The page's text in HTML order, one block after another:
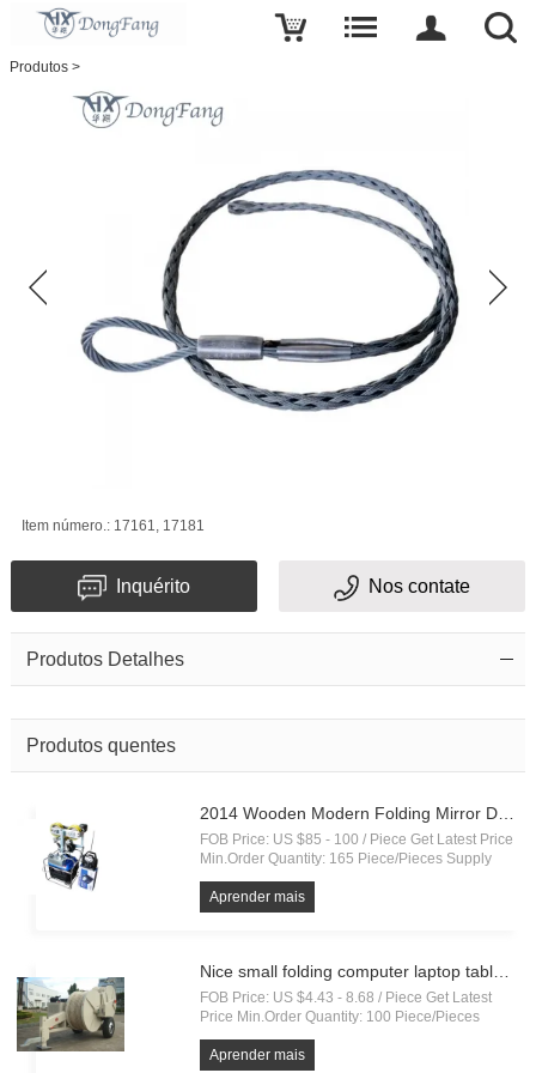
Produtos >
Item número.: 17161, 17181
Inquérito Nos contate
Produtos Detalhes
Produtos quentes
2014 Wooden Modern Folding Mirror Dresser Table Set Germany
FOB Price: US $85 - 100 / Piece Get Latest Price
Min.Order Quantity: 165 Piece/Pieces Supply
Ability: 10,000 Piece/Pieces per Month Port:
Yantian, Payment Terms:
L/C,D/A,D/P,T/T,Western
Aprender mais
FOB Price: US $4.43 - 8.68 / Piece Get Latest
Price Min.Order Quantity: 100 Piece/Pieces
Port: SHENZHEN Payment Terms:
Aprender mais
Escreva uma crítica
Mensagem
Código
verificação